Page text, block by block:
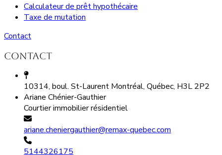
Calculateur de prêt hypothécaire
Taxe de mutation
Contact
Contact
10314, boul. St-Laurent Montréal, Québec, H3L 2P2
Ariane Chénier-Gauthier
Courtier immobilier résidentiel
ariane.cheniergauthier@remax-quebec.com
5144326175